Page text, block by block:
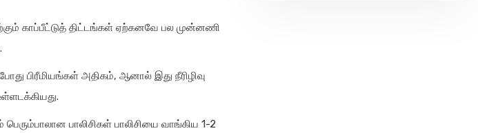
காப்பீட்டுத் திட்டங்கள் ஏற்கனவே பல முன்னணி
பிரீமியங்கள் அதிகம், ஆனால் இது நீரிழிவு
பெரும்பாலான பாலிசிகள் பாலிசியை வாங்கிய 1-2